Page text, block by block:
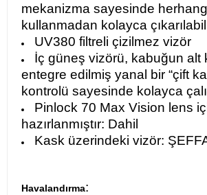
mekanizma sayesinde
kullanmadan kolayca
UV380 filtreli çizilmez vizör
İç güneş vizörü, kabuğun alt
entegre edilmiş yanal bir “çift
kontrolü sayesinde kolayca
Pinlock 70 Max Vision lens
hazırlanmıştır: Dahil
Kask üzerindeki vizör:
Havalandırma: